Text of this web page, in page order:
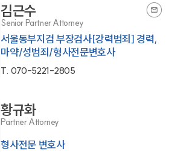
김근수
Senior Partner Attorney
서울동부지검 부장검사[강력범죄] 경력,
마약/성범죄/형사전문변호사
T. 070-5221-2805
황규화
Partner Attorney
형사전문 변호사